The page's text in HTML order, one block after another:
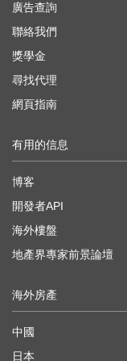
廣告查詢
聯絡我們
獎學金
尋找代理
網頁指南
有用的信息
博客
開發者API
海外樓盤
地產界專家前景論壇
海外房產
中國
日本